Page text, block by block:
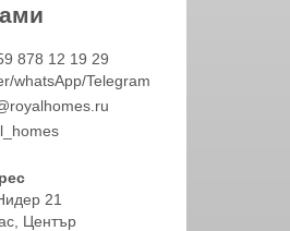
878 12 19 29
whatsApp/Telegram
21
Център